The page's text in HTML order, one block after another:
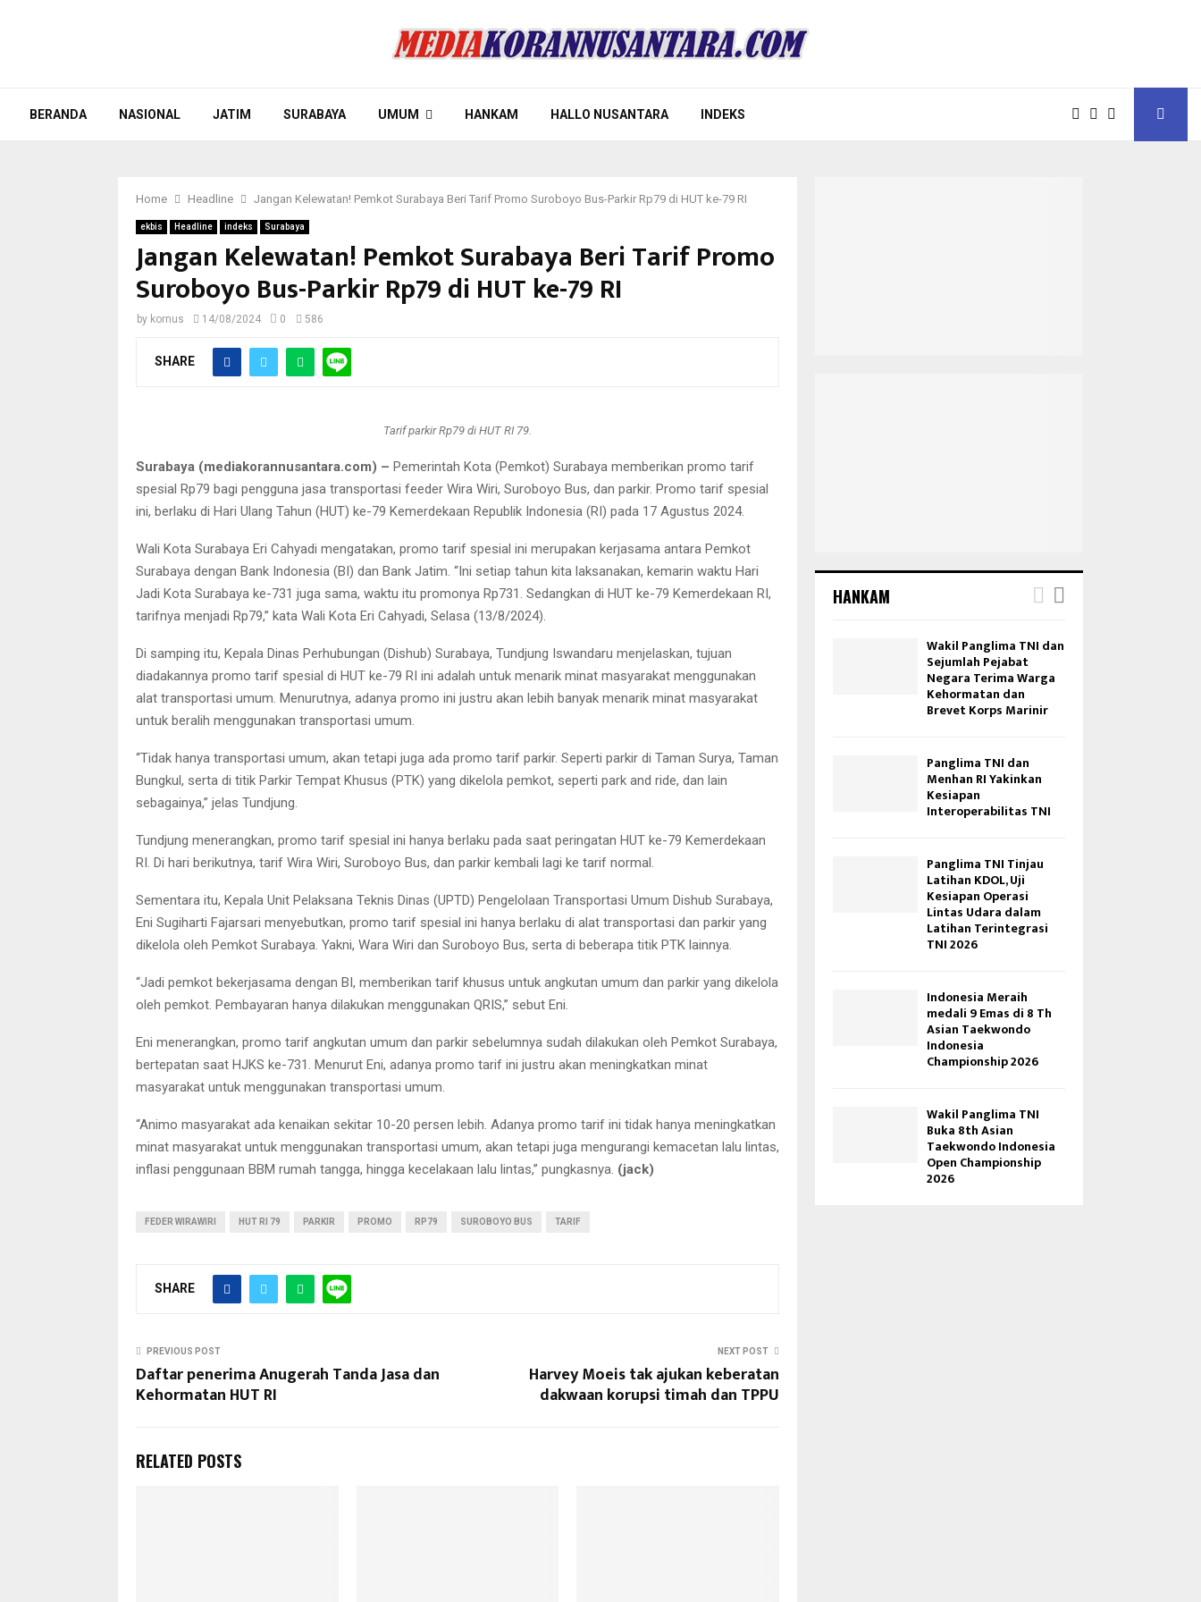
BERANDA NASIONAL JATIM SURABAYA UMUM HANKAM HALLO NUSANTARA INDEKS
Home Headline Jangan Kelewatan! Pemkot Surabaya Beri Tarif Promo Suroboyo Bus-Parkir Rp79 di HUT ke-79 RI
ekbis Headline indeks Surabaya
Jangan Kelewatan! Pemkot Surabaya Beri Tarif Promo
Suroboyo Bus-Parkir Rp79 di HUT ke-79 RI
by kornus 14/08/2024 0 586
SHARE
Tarif parkir Rp79 di HUT RI 79.
Surabaya (mediakorannusantara.com) – Pemerintah Kota (Pemkot) Surabaya memberikan promo tarif
spesial Rp79 bagi pengguna jasa transportasi feeder Wira Wiri, Suroboyo Bus, dan parkir. Promo tarif spesial
ini, berlaku di Hari Ulang Tahun (HUT) ke-79 Kemerdekaan Republik Indonesia (RI) pada 17 Agustus 2024.
Wali Kota Surabaya Eri Cahyadi mengatakan, promo tarif spesial ini merupakan kerjasama antara Pemkot
Surabaya dengan Bank Indonesia (BI) dan Bank Jatim. “Ini setiap tahun kita laksanakan, kemarin waktu Hari
Jadi Kota Surabaya ke-731 juga sama, waktu itu promonya Rp731. Sedangkan di HUT ke-79 Kemerdekaan RI,
tarifnya menjadi Rp79,” kata Wali Kota Eri Cahyadi, Selasa (13/8/2024).
Di samping itu, Kepala Dinas Perhubungan (Dishub) Surabaya, Tundjung Iswandaru menjelaskan, tujuan
diadakannya promo tarif spesial di HUT ke-79 RI ini adalah untuk menarik minat masyarakat menggunakan
alat transportasi umum. Menurutnya, adanya promo ini justru akan lebih banyak menarik minat masyarakat
untuk beralih menggunakan transportasi umum.
“Tidak hanya transportasi umum, akan tetapi juga ada promo tarif parkir. Seperti parkir di Taman Surya, Taman
Bungkul, serta di titik Parkir Tempat Khusus (PTK) yang dikelola pemkot, seperti park and ride, dan lain
sebagainya,” jelas Tundjung.
Tundjung menerangkan, promo tarif spesial ini hanya berlaku pada saat peringatan HUT ke-79 Kemerdekaan
RI. Di hari berikutnya, tarif Wira Wiri, Suroboyo Bus, dan parkir kembali lagi ke tarif normal.
Sementara itu, Kepala Unit Pelaksana Teknis Dinas (UPTD) Pengelolaan Transportasi Umum Dishub Surabaya,
Eni Sugiharti Fajarsari menyebutkan, promo tarif spesial ini hanya berlaku di alat transportasi dan parkir yang
dikelola oleh Pemkot Surabaya. Yakni, Wara Wiri dan Suroboyo Bus, serta di beberapa titik PTK lainnya.
“Jadi pemkot bekerjasama dengan BI, memberikan tarif khusus untuk angkutan umum dan parkir yang dikelola
oleh pemkot. Pembayaran hanya dilakukan menggunakan QRIS,” sebut Eni.
Eni menerangkan, promo tarif angkutan umum dan parkir sebelumnya sudah dilakukan oleh Pemkot Surabaya,
bertepatan saat HJKS ke-731. Menurut Eni, adanya promo tarif ini justru akan meningkatkan minat
masyarakat untuk menggunakan transportasi umum.
“Animo masyarakat ada kenaikan sekitar 10-20 persen lebih. Adanya promo tarif ini tidak hanya meningkatkan
minat masyarakat untuk menggunakan transportasi umum, akan tetapi juga mengurangi kemacetan lalu lintas,
inflasi penggunaan BBM rumah tangga, hingga kecelakaan lalu lintas,” pungkasnya. (jack)
FEDER WIRAWIRI HUT RI 79 PARKIR PROMO RP79 SUROBOYO BUS TARIF
SHARE
PREVIOUS POST
Daftar penerima Anugerah Tanda Jasa dan
Kehormatan HUT RI
NEXT POST
Harvey Moeis tak ajukan keberatan
dakwaan korupsi timah dan TPPU
RELATED POSTS
HANKAM
Wakil Panglima TNI dan
Sejumlah Pejabat
Negara Terima Warga
Kehormatan dan
Brevet Korps Marinir
Panglima TNI dan
Menhan RI Yakinkan
Kesiapan
Interoperabilitas TNI
Panglima TNI Tinjau
Latihan KDOL, Uji
Kesiapan Operasi
Lintas Udara dalam
Latihan Terintegrasi
TNI 2026
Indonesia Meraih
medali 9 Emas di 8 Th
Asian Taekwondo
Indonesia
Championship 2026
Wakil Panglima TNI
Buka 8th Asian
Taekwondo Indonesia
Open Championship
2026